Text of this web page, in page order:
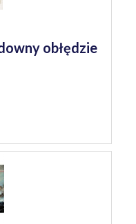
obłędzie